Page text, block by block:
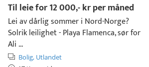
Til leie for12 000,- krper måned
Lei av dårlig sommer i Nord-Norge?
Solrik leilighet - Playa Flamenca, sør for
Ali ...
Bolig, Utlandet